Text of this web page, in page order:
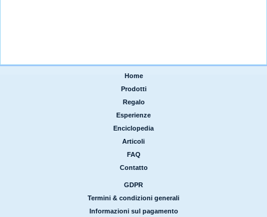
Home
Prodotti
Regalo
Esperienze
Enciclopedia
Articoli
FAQ
Contatto
GDPR
Termini & condizioni generali
Informazioni sul pagamento